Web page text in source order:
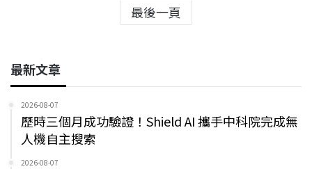
最後一頁
最新文章
2026-08-07
歷時三個月成功驗證！Shield AI 攜手中科院完成無
人機自主搜索
2026-08-07